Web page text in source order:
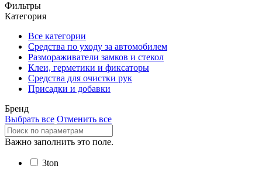
Фильтры
Категория
Все категории
Средства по уходу за автомобилем
Размораживатели замков и стекол
Клеи, герметики и фиксаторы
Средства для очистки рук
Присадки и добавки
Бренд
Выбрать все Отменить все
Важно заполнить это поле.
3ton